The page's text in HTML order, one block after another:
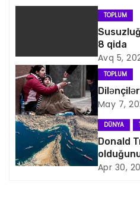
a
i
q
a
s
i
TOPLUM
8 qida
Avq 5,
TOPLUM
May 7,
DÜNYA
Donald
Apr 30,